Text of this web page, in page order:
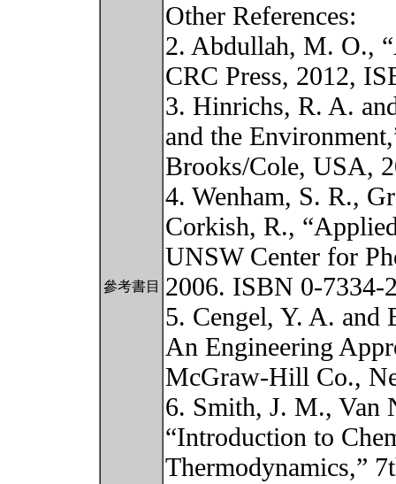
參考書目
Other References:
2. Abdullah, M. O.,
CRC Press, 2012,
3. Hinrichs, R. A.
and the
Brooks/Cole, USA,
4. Wenham, S. R.,
Corkish, R.,
UNSW Center for
2006. ISBN 0-7334-
5. Cengel, Y. A. and
An Engineering
McGraw-Hill Co.,
6. Smith, J. M., Van
“Introduction to
Thermodynamics,”